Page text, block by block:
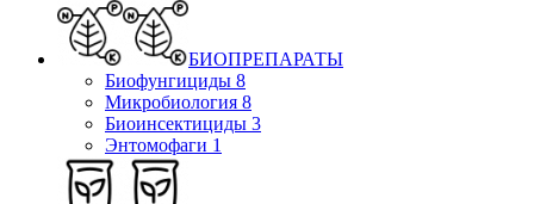
БИОПРЕПАРАТЫ
Биофунгициды 8
Микробиология 8
Биоинсектициды 3
Энтомофаги 1